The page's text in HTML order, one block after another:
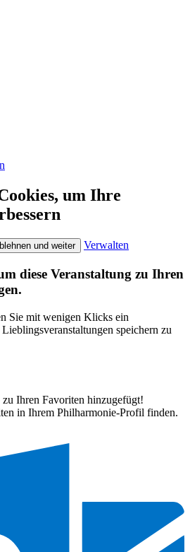
um Ihre
und weiter Verwalten
diese Veranstaltung zu Ihren
Sie mit wenigen Klicks ein
speichern zu
Ihren Favoriten hinzugefügt!
in Ihrem Philharmonie-Profil finden.